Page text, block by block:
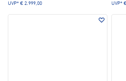
UVP* € 2.999,00 UVP*